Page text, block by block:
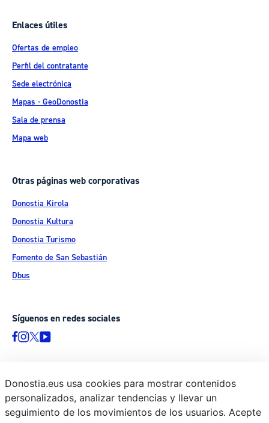
Enlaces útiles
Ofertas de empleo
Perfil del contratante
Sede electrónica
Mapas - GeoDonostia
Sala de prensa
Mapa web
Otras páginas web corporativas
Donostia Kirola
Donostia Kultura
Donostia Turismo
Fomento de San Sebastián
Dbus
Síguenos en redes sociales
© Donostiako Udala - Ayuntamiento de Donostia / San Sebastián
Ijentea 1, 20003 Donostia / San Sebastián
Donostia.eus usa cookies para mostrar contenidos
personalizados, analizar tendencias y llevar un
seguimiento de los movimientos de los usuarios. Acepte